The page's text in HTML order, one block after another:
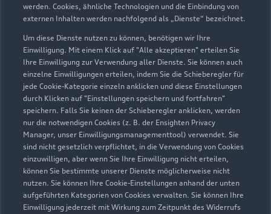
werden. Cookies, ähnliche Technologien und die Einbindung von
externen Inhalten werden nachfolgend als „Dienste“ bezeichnet.
Um diese Dienste nutzen zu können, benötigen wir Ihre
Einwilligung. Mit einem Klick auf "Alle akzeptieren" erteilen Sie
Ihre Einwilligung zur Verwendung aller Dienste. Sie können auch
einzelne Einwilligungen erteilen, indem Sie die Schieberegler für
jede Cookie-Kategorie einzeln anklicken und diese Einstellungen
durch Klicken auf "Einstellungen speichern und fortfahren"
speichern. Falls Sie keinen der Schieberegler anklicken, werden
nur die notwendigen Cookies (z. B. der Ensighten Privacy
Manager, unser Einwilligungsmanagementtool) verwendet. Sie
sind nicht gesetzlich verpflichtet, in die Verwendung von Cookies
einzuwilligen, aber wenn Sie Ihre Einwilligung nicht erteilen,
können Sie bestimmte unserer Dienste möglicherweise nicht
nutzen. Sie können Ihre Cookie-Einstellungen anhand der unten
aufgeführten Kategorien von Cookies verwalten. Sie können Ihre
Einwilligung jederzeit mit Wirkung zum Zeitpunkt des Widerrufs
Zur Reparatur